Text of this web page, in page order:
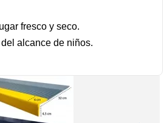
fresco y seco.
alcance de niños.